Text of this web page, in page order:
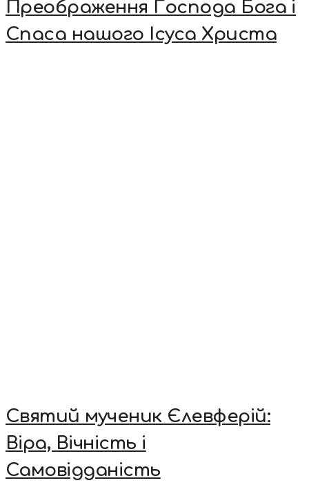
Преображення Господа Бога і
Спаса нашого Ісуса Христа
Святий мученик Єлевферій:
Віра, Вічність і
Самовідданість